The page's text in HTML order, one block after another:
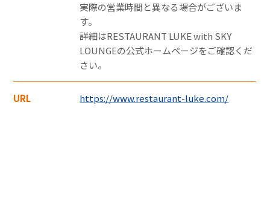
実際の営業時間と異なる場合がございま
す。
詳細はRESTAURANT LUKE with SKY
LOUNGEの公式ホームページをご確認くだ
さい。
URL https://www.restaurant-luke.com/
ご本人のサインが必要です。
・クレジットカードはカード契約者ご本人し
かご利用いただけません。
電子マネー